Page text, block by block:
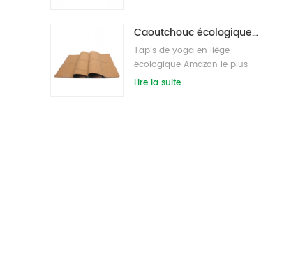
Caoutchouc écologique/fitness/tapis de yoga en liège personnalisé/tapis d'exercice en liège
Tapis de yoga en liège
écologique Amazon le plus
vendu
Lire la suite